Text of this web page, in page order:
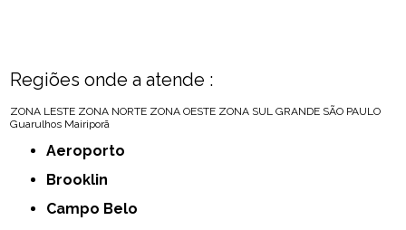
Regiões onde a atende :
ZONA LESTE ZONA NORTE ZONA OESTE ZONA SUL GRANDE SÃO PAULO
Guarulhos Mairiporã
Aeroporto
Brooklin
Campo Belo